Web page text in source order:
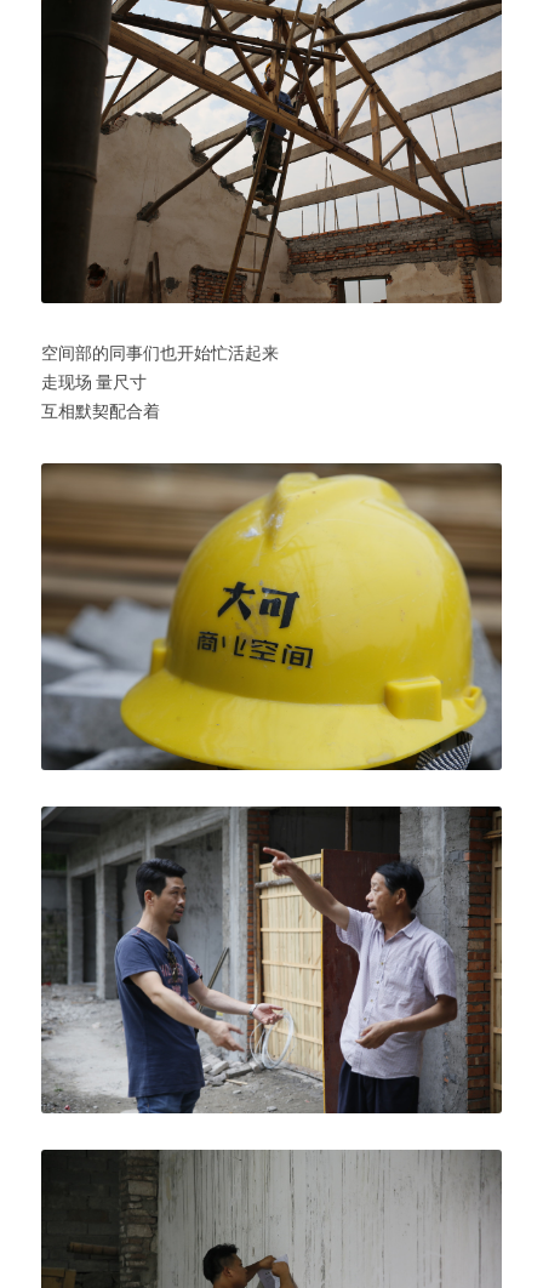
空间部的同事们也开始忙活起来
走现场 量尺寸
互相默契配合着